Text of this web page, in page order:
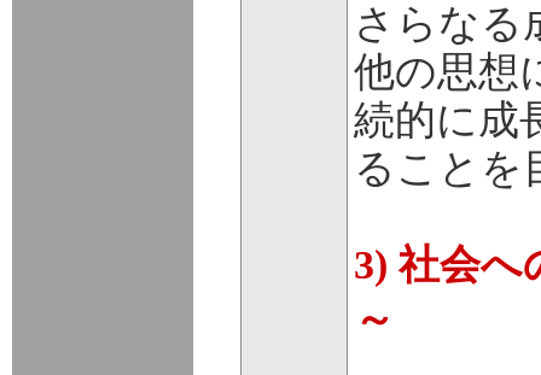
さらなる
他の思想
続的に成
ることを
3) 社会へ
～